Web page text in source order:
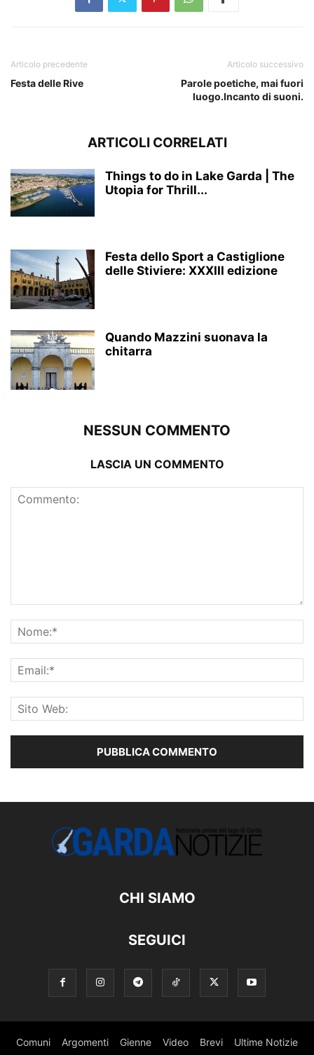
Articolo precedente
Festa delle Rive
Articolo successivo
Parole poetiche, mai fuori
luogo.Incanto di suoni.
ARTICOLI CORRELATI
Things to do in Lake Garda | The
Utopia for Thrill...
Festa dello Sport a Castiglione
delle Stiviere: XXXIII edizione
Quando Mazzini suonava la
chitarra
NESSUN COMMENTO
LASCIA UN COMMENTO
CHI SIAMO
SEGUICI
Comuni Argomenti Gienne Video Brevi Ultime Notizie